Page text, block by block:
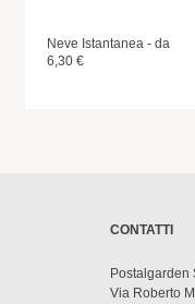
Neve Istantanea - da
6,30 €
CONTATTI
Postalgarden
Via Roberto